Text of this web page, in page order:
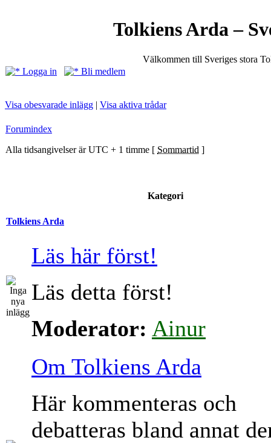
Tolkiens Arda –
Välkommen till Sveriges stora
Logga in
Bli medlem
Visa obesvarade inlägg | Visa aktiva trådar
Forumindex
Alla tidsangivelser är UTC + 1 timme [ Sommartid ]
Kategori
Tolkiens Arda
Läs här först!
Läs detta först!
Moderator: Ainur
Om Tolkiens Arda
Här kommenteras och
debatteras bland annat